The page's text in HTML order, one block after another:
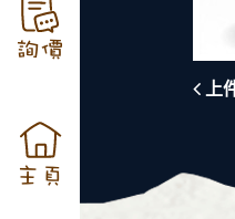
詢價
主頁
上